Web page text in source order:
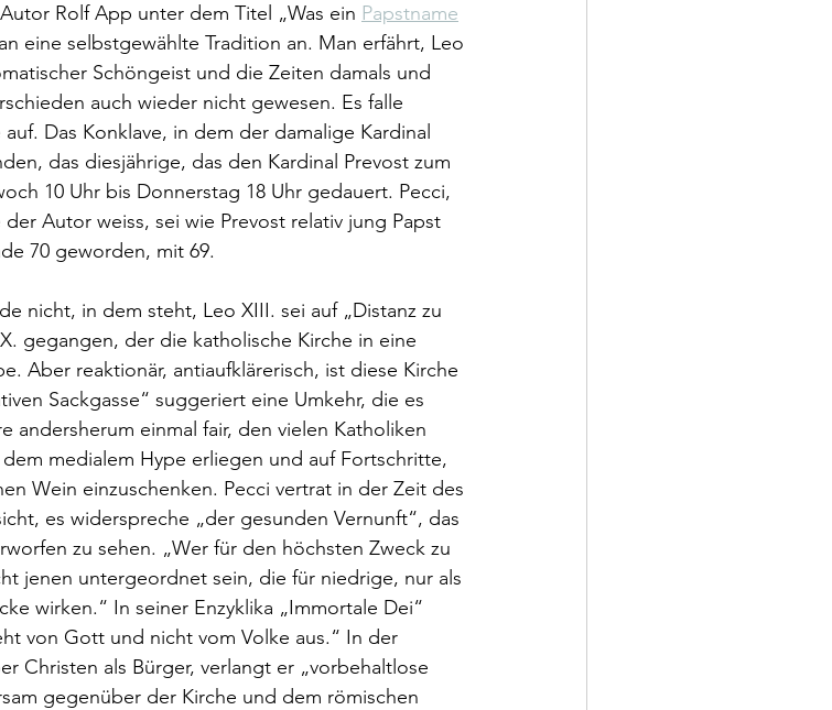
Rolf App unter dem Titel „Was ein Papstname
eine selbstgewählte Tradition an. Man erfährt, Leo
Schöngeist und die Zeiten damals und
auch wieder nicht gewesen. Es falle
Das Konklave, in dem der damalige Kardinal
das diesjährige, das den Kardinal Prevost zum
10 Uhr bis Donnerstag 18 Uhr gedauert. Pecci,
Autor weiss, sei wie Prevost relativ jung Papst
70 geworden, mit 69.
nicht, in dem steht, Leo XIII. sei auf „Distanz zu
gegangen, der die katholische Kirche in eine
Aber reaktionär, antiaufklärerisch, ist diese Kirche
Sackgasse“ suggeriert eine Umkehr, die es
andersherum einmal fair, den vielen Katholiken
medialem Hype erliegen und auf Fortschritte,
Wein einzuschenken. Pecci vertrat in der Zeit des
es widerspreche „der gesunden Vernunft“, das
zu sehen. „Wer für den höchsten Zweck zu
jenen untergeordnet sein, die für niedrige, nur als
wirken.“ In seiner Enzyklika „Immortale Dei“
von Gott und nicht vom Volke aus.“ In der
Christen als Bürger, verlangt er „vorbehaltlose
gegenüber der Kirche und dem römischen